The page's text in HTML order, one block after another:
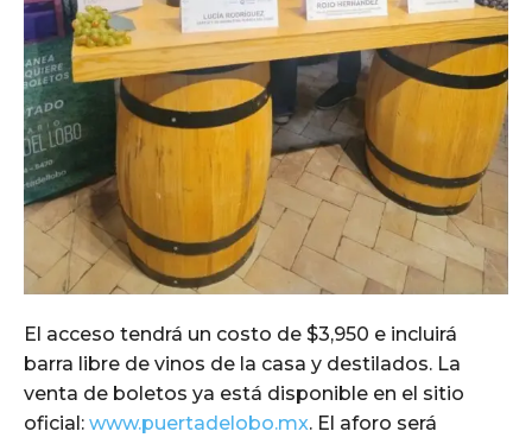
El acceso tendrá un costo de $3,950 e incluirá
barra libre de vinos de la casa y destilados. La
venta de boletos ya está disponible en el sitio
oficial: www.puertadelobo.mx. El aforo será